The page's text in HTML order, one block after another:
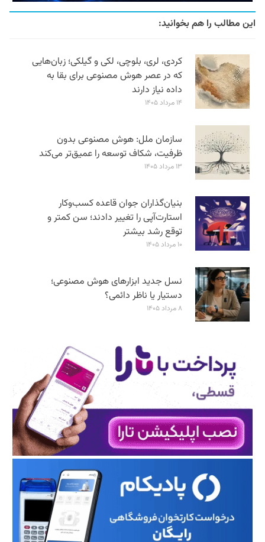
این مطالب را هم بخوانید:
کردی، لری، بلوچی، لکی و گیلکی؛ زبان‌هایی
که در عصر هوش مصنوعی برای بقا به
داده نیاز دارند
۱۴ مرداد ۱۴۰۵
سازمان ملل: هوش مصنوعی بدون
ظرفیت، شکاف توسعه را عمیق‌تر می‌کند
۱۳ مرداد ۱۴۰۵
بنیان‌گذاران جوان قاعده کسب‌وکار
استارت‌آپی را تغییر دادند؛ سن‌ کمتر و
توقع رشد بیشتر
۱۰ مرداد ۱۴۰۵
نسل جدید ابزارهای هوش مصنوعی؛
دستیار یا ناظر دائمی؟
۸ مرداد ۱۴۰۵